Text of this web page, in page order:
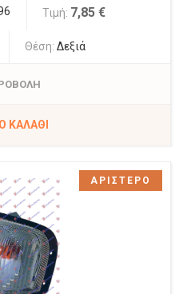
Τιμή: 7,85 €
Θέση: Δεξιά
ΚΑΛΆΘΙ
ΑΡΙΣΤΕΡΟ